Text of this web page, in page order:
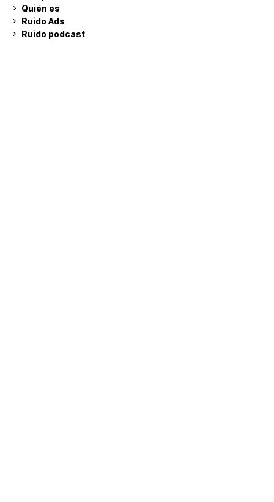
Quién es
Ruido Ads
Ruido podcast